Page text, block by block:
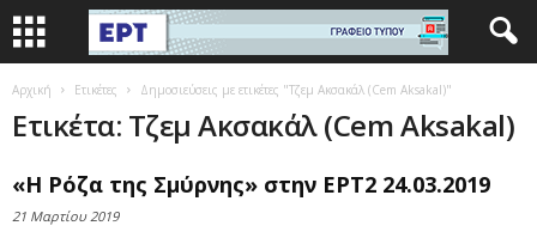
Αρχική Ετικέτες Δημοσιεύσεις με ετικέτες "Τζεμ Ακσακάλ (Cem Aksakal)"
Ετικέτα: Τζεμ Ακσακάλ (Cem Aksakal)
«Η Ρόζα της Σμύρνης» στην ΕΡΤ2 24.03.2019
21 Μαρτίου 2019